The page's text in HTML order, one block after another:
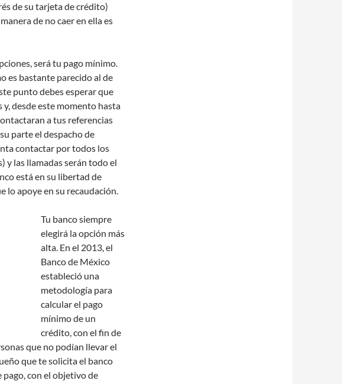
de su tarjeta de crédito)
de no caer en ella es
será tu pago mínimo.
es bastante parecido al de
punto debes esperar que
y, desde este momento hasta
a tus referencias
parte el despacho de
contactar por todos los
y las llamadas serán todo el
está en su libertad de
lo apoye en su recaudación.
Tu banco siempre
elegirá la opción más
alta. En el 2013, el
Banco de México
estableció una
metodología para
calcular el pago
mínimo de un
crédito, con el fin de
que no podían llevar el
que te solicita el banco
con el objetivo de